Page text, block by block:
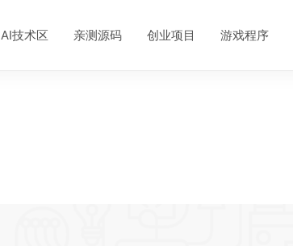
AI技术区 亲测源码 创业项目 游戏程序